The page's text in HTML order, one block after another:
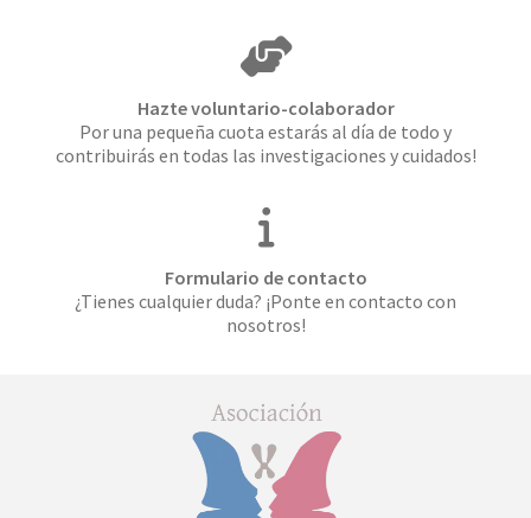
Hazte voluntario-colaborador
Por una pequeña cuota estarás al día de todo y
contribuirás en todas las investigaciones y cuidados!
Formulario de contacto
¿Tienes cualquier duda? ¡Ponte en contacto con
nosotros!